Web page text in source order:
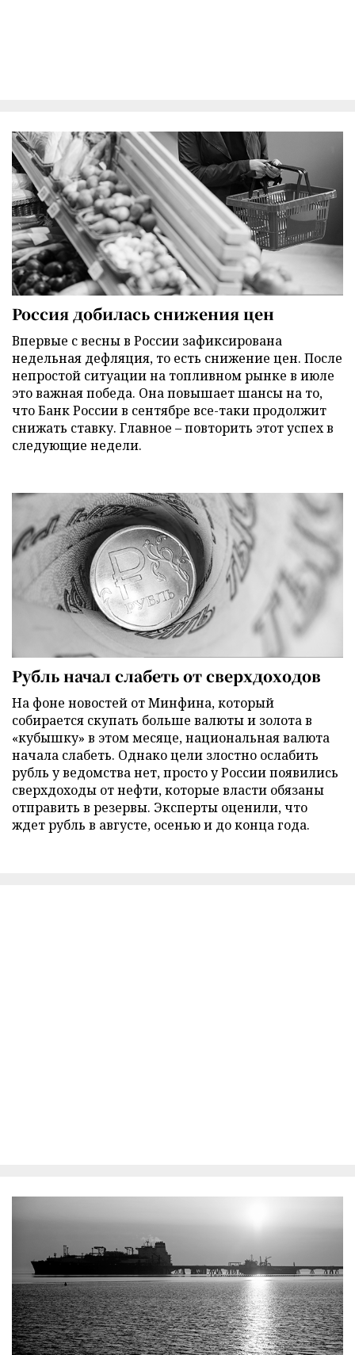
Россия добилась снижения цен
Впервые с весны в России зафиксирована
недельная дефляция, то есть снижение цен. После
непростой ситуации на топливном рынке в июле
это важная победа. Она повышает шансы на то,
что Банк России в сентябре все-таки продолжит
снижать ставку. Главное – повторить этот успех в
следующие недели.
Рубль начал слабеть от сверхдоходов
На фоне новостей от Минфина, который
собирается скупать больше валюты и золота в
«кубышку» в этом месяце, национальная валюта
начала слабеть. Однако цели злостно ослабить
рубль у ведомства нет, просто у России появились
сверхдоходы от нефти, которые власти обязаны
отправить в резервы. Эксперты оценили, что
ждет рубль в августе, осенью и до конца года.